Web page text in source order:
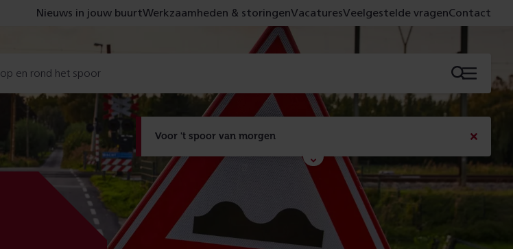
Voor 't spoor van morgen
Met de campagne 'Voor 't spoor naar morgen' laten
we zien wat er vandaag gebeurt en wat dat -
figuurlijk gezien - morgen oplevert.
sluiten
Nieuws in jouw buurtWerkzaamheden & storingenVacaturesVeelgestelde vragenContact
op en rond het spoor Menu